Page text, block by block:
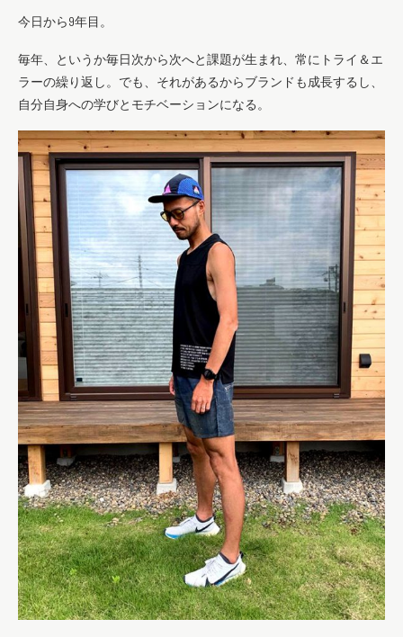
今日から9年目。
毎年、というか毎日次から次へと課題が生まれ、常にトライ＆エ
ラーの繰り返し。でも、それがあるからブランドも成長するし、
自分自身への学びとモチベーションになる。